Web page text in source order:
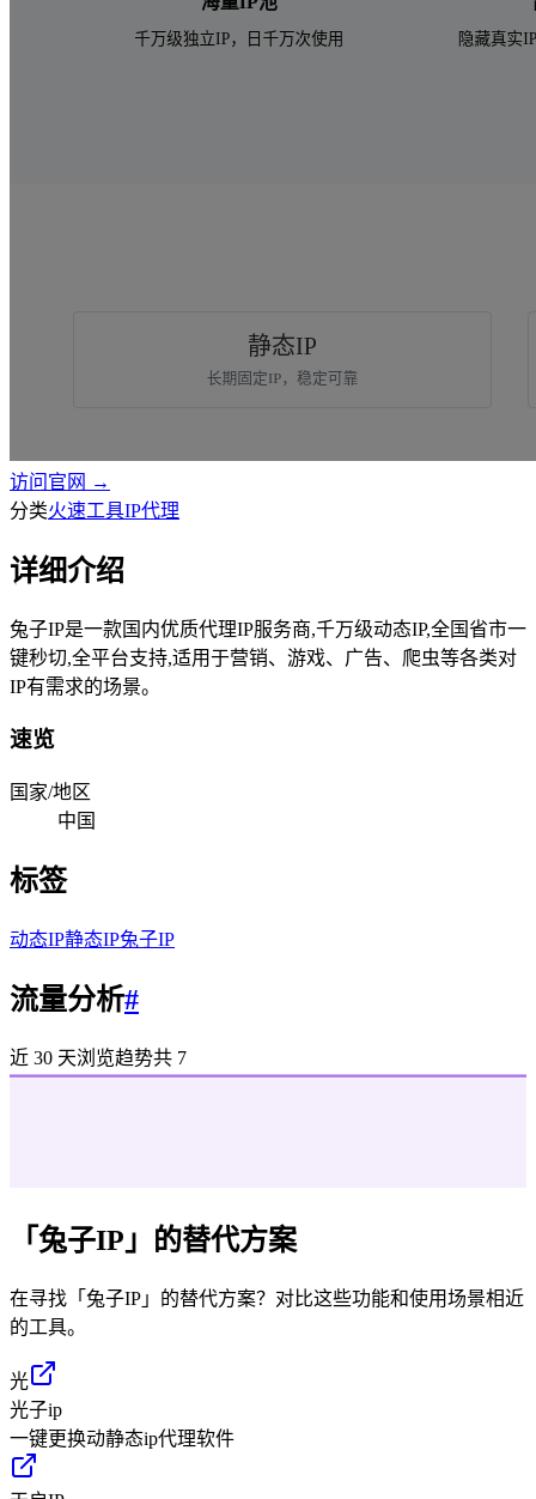
访问官网 →
分类火速工具IP代理
详细介绍
兔子IP是一款国内优质代理IP服务商,千万级动态IP,全国省市一
键秒切,全平台支持,适用于营销、游戏、广告、爬虫等各类对
IP有需求的场景。
速览
国家/地区
中国
标签
动态IP静态IP兔子IP
流量分析#
近 30 天浏览趋势共 7
「兔子IP 」的替代方案
在寻找「 兔子IP 」的替代方案？对比这些功能和使用场景相近
的工具。
光
光子ip
一键更换动静态ip代理软件